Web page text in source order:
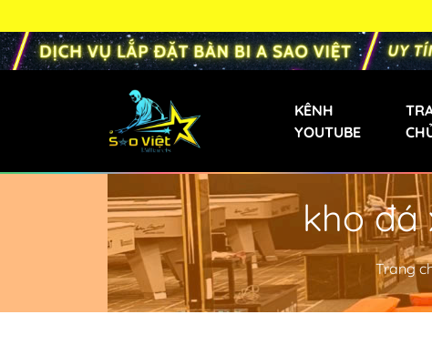
KÊNH
YOUTUBE
Bàn Bi-a Phăng
Bàn Bida Phăng
Bàn Bi-a Gia Đình
kho đá
Trang